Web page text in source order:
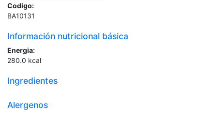
Codigo:
BA10131
Información nutricional básica
Energia:
280.0 kcal
Ingredientes
Alergenos